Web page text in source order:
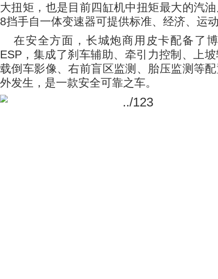
大扭矩，也是目前四缸机中扭矩最大的汽
8挡手自一体变速器可提供标准、经济、运
在安全方面，长城炮商用皮卡配备了
ESP ，集成了刹车辅助、牵引力控制、上
载倒车影像、右前盲区监测、胎压监测等
外发生，是一款安全可靠之车。